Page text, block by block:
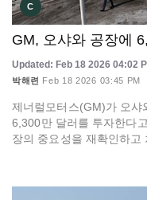
C
GM, 오샤와 공장에
Updated: Feb 18 2026 04:02
박해련 Feb 18 2026 03:45 PM
제너럴모터스(GM)가 오샤
6,300만 달러를 투자한다
장의 중요성을 재확인하고